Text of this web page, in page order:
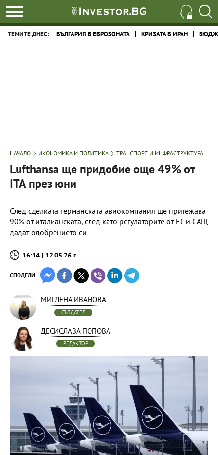
ТЕМИТЕ ДНЕС: БЪЛГАРИЯ В ЕВРОЗОНАТА КРИЗАТА В ИРАН
НАЧАЛО ИКОНОМИКА И ПОЛИТИКА ТРАНСПОРТ И ИНФРАСТРУКТУРА
Lufthansa ще придобие още 49% от
ITA през юни
След сделката германската авиокомпания ще притежава
90% от италианската, след като регулаторите от ЕС и САЩ
дадат одобрението си
16:14 | 12.05.26 г.
СПОДЕЛИ:
МИГЛЕНА ИВАНОВА
СЪЗДАТЕЛ
ДЕСИСЛАВА ПОПОВА
РЕДАКТОР